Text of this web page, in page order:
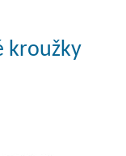
kroužky